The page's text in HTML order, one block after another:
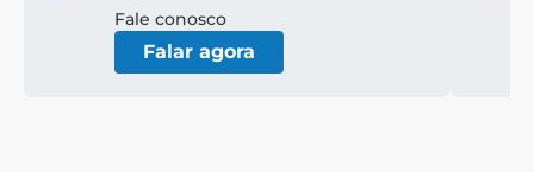
Fale conosco
Falar agora